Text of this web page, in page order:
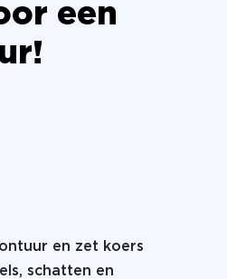
een
en zet koers
schatten en